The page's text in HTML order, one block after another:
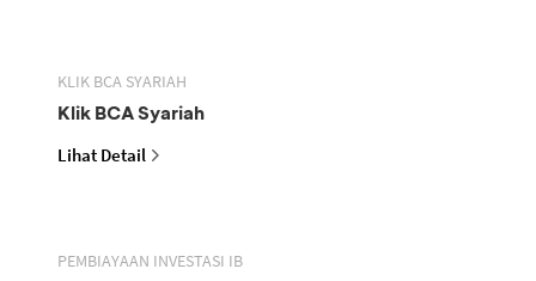
KLIK BCA SYARIAH
Klik BCA Syariah
Lihat Detail
PEMBIAYAAN INVESTASI IB